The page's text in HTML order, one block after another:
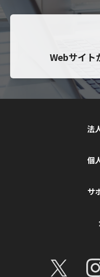
Webサイト
法
個
サ